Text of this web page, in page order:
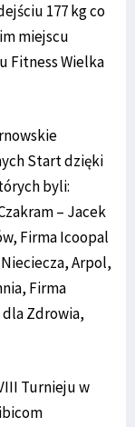
177 kg co
miejscu
Fitness Wielka
Start dzięki
byli:
– Jacek
Firma Icoopal
Arpol,
Firma
Zdrowia,
Turnieju w